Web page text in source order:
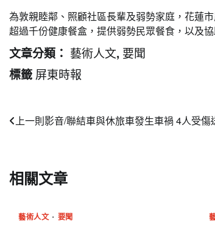
為敦親睦鄰、照顧社區長輩及弱勢家庭，花蓮
超過千份健康餐盒，提供弱勢民眾餐食，以及
文章分類： 藝術人文, 要聞
標籤 屏東時報
文
導
覽
上一則影音/聯結車與休旅車發生車禍 4人受
相關文章
藝術人文 要聞